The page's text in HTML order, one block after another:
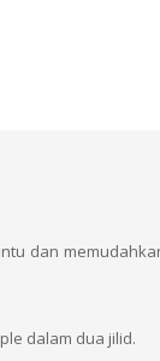
dan
dalam dua jilid.